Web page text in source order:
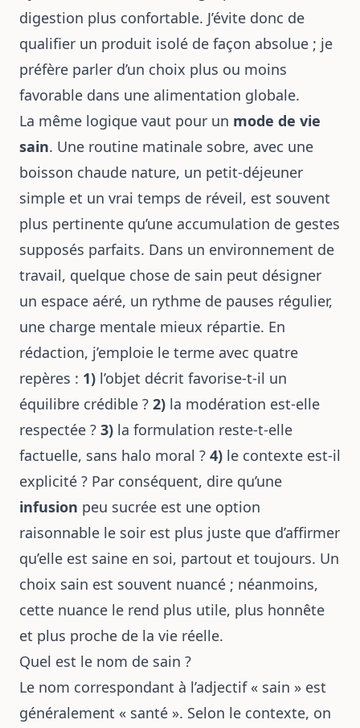
digestion plus confortable. J’évite donc de
qualifier un produit isolé de façon absolue ; je
préfère parler d’un choix plus ou moins
favorable dans une alimentation globale.
La même logique vaut pour un mode de vie
sain. Une routine matinale sobre, avec une
boisson chaude nature, un petit-déjeuner
simple et un vrai temps de réveil, est souvent
plus pertinente qu’une accumulation de gestes
supposés parfaits. Dans un environnement de
travail, quelque chose de sain peut désigner
un espace aéré, un rythme de pauses régulier,
une charge mentale mieux répartie. En
rédaction, j’emploie le terme avec quatre
repères : 1) l’objet décrit favorise-t-il un
équilibre crédible ? 2) la modération est-elle
respectée ? 3) la formulation reste-t-elle
factuelle, sans halo moral ? 4) le contexte est-il
explicité ? Par conséquent, dire qu’une
infusion peu sucrée est une option
raisonnable le soir est plus juste que d’affirmer
qu’elle est saine en soi, partout et toujours. Un
choix sain est souvent nuancé ; néanmoins,
cette nuance le rend plus utile, plus honnête
et plus proche de la vie réelle.
Quel est le nom de sain ?
Le nom correspondant à l’adjectif « sain » est
généralement « santé ». Selon le contexte, on